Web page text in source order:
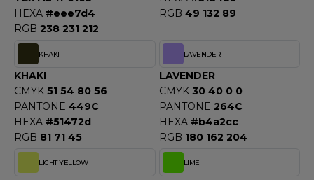
MILL
HEXA #eee7d4
RGB 238 231 212
RGB 49 132 89
KHAKI
KHAKI
CMYK 51 54 80 56
PANTONE 449C
HEXA #51472d
RGB 81 71 45
LAVENDER
LAVENDER
CMYK 30 40 0 0
PANTONE 264C
HEXA #b4a2cc
RGB 180 162 204
LIGHT YELLOW
LIGHT YELLOW
LIME
LIME